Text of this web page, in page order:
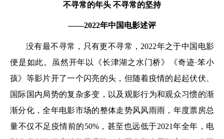
不寻常的年头 不寻常的坚持
——2022年中国电影述评
没有最不寻常，只有更不寻常，2022年之于中国电影
便是如此。虽然开年以《长津湖之水门桥》《奇迹·笨小
孩》等影片开了一个闪亮的头，但随着疫情的起起伏伏、
国际国内局势的复杂多变，以及观影行为和观众习惯的渐
渐分化，全年电影市场的整体走势风风雨雨，年度票房总
量不仅不足疫情前的50%，甚至也远低于2021年全年，电